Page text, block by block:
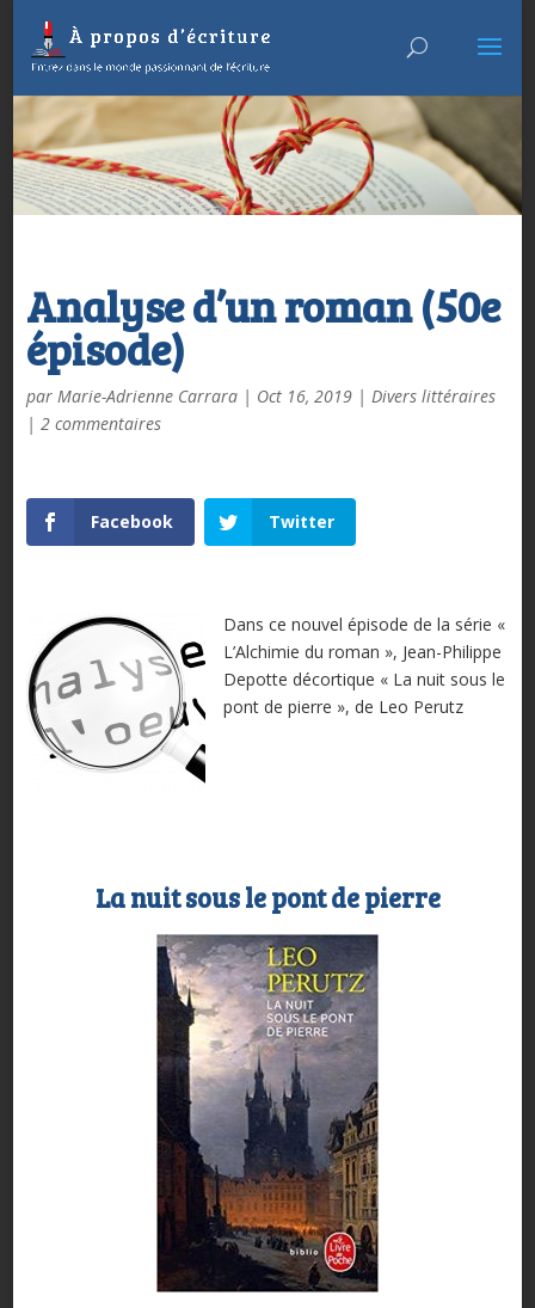
Analyse d’un roman (50e
épisode)
par Marie-Adrienne Carrara| Oct 16, 2019| Divers littéraires
| 2 commentaires
Facebook Twitter
Dans ce nouvel épisode de la série «
L’Alchimie du roman », Jean-Philippe
Depotte décortique « La nuit sous le
pont de pierre », de Leo Perutz
La nuit sous le pont de pierre